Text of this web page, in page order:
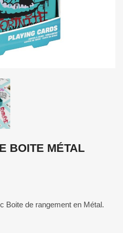
BOITE MÉTAL
Boite de rangement en Métal.